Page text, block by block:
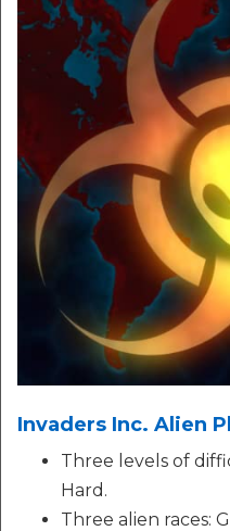
Invaders Inc. Alien
Three levels of
Hard.
Three alien races: